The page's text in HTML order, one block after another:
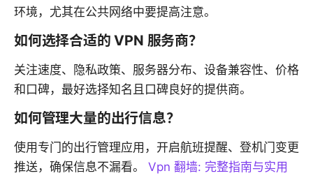
环境，尤其在公共网络中要提高注意。
如何选择合适的 VPN 服务商？
关注速度、隐私政策、服务器分布、设备兼容性、价格
和口碑，最好选择知名且口碑良好的提供商。
如何管理大量的出行信息？
使用专门的出行管理应用，开启航班提醒、登机门变更
推送，确保信息不漏看。 Vpn 翻墙: 完整指南与实用